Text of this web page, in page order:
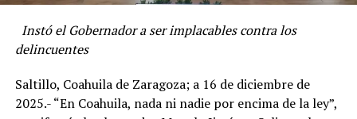
Instó el Gobernador a ser implacables contra los
delincuentes
Saltillo, Coahuila de Zaragoza; a 16 de diciembre de
2025.- “En Coahuila, nada ni nadie por encima de la ley”,